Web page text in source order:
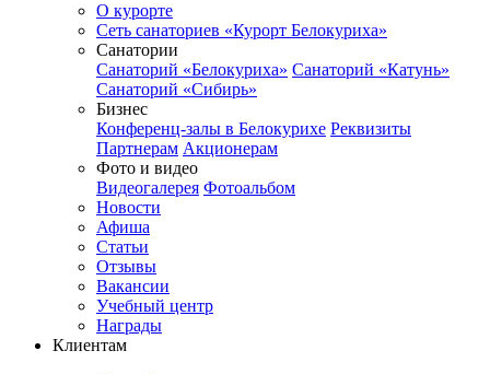
О курорте
Сеть санаториев «Курорт Белокуриха»
Санатории
Санаторий «Белокуриха» Санаторий «Катунь»
Санаторий «Сибирь»
Бизнес
Конференц-залы в Белокурихе Реквизиты
Партнерам Акционерам
Фото и видео
Видеогалерея Фотоальбом
Новости
Афиша
Статьи
Отзывы
Вакансии
Учебный центр
Награды
Клиентам